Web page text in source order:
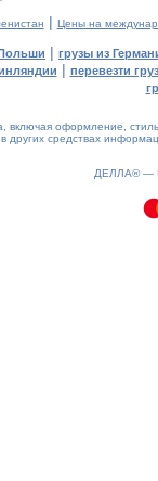
| Цены на
| грузы из
| перевезти груз
оформление,
средствах
ДЕЛЛА® —